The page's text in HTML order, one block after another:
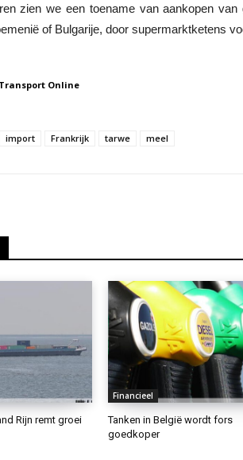
zien we een toename van aankopen
of Bulgarije, door supermarktketens
Transport Online
import Frankrijk tarwe meel
Rijn remt groei
Financieel
Tanken in België wordt fors
goedkoper